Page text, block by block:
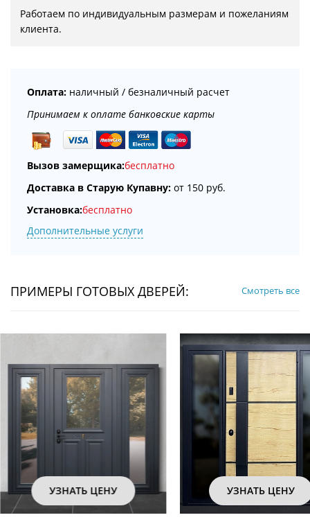
Работаем по индивидуальным размерам и пожеланиям
клиента.
Оплата: наличный / безналичный расчет
Принимаем к оплате банковские карты
Вызов замерщика:бесплатно
Доставка в Старую Купавну: от 150 руб.
Установка:бесплатно
Дополнительные услуги
ПРИМЕРЫ ГОТОВЫХ ДВЕРЕЙ: Смотреть все
УЗНАТЬ ЦЕНУ УЗНАТЬ ЦЕНУ